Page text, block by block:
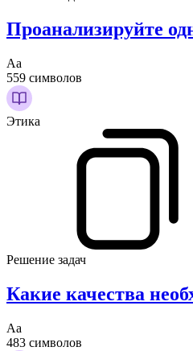
Проанализируйте
Аа
559 символов
Этика
Решение задач
Какие качества
Аа
483 символов